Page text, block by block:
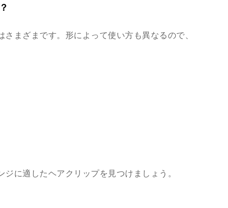
まざまです。形によって使い方も異なるので、
に適したヘアクリップを見つけましょう。